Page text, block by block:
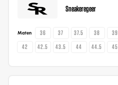
Sneakeregeer
Maten 36 37 37.5 38 39
42
42.5 43.5 44 44.5 45